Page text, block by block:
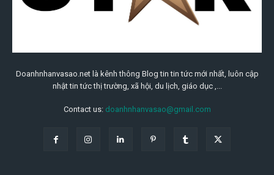
Doanhnhanvasao.net là kênh thông Blog tin tin tức mới nhất, luôn cập
nhật tin tức thị trường, xã hội, du lịch, giáo dục ,...
Contact us: doanhnhanvasao@gmail.com